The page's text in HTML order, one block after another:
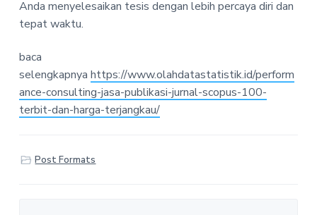
Anda menyelesaikan tesis dengan lebih percaya diri dan
tepat waktu.
baca
selengkapnya https://www.olahdatastatistik.id/perform
ance-consulting-jasa-publikasi-jurnal-scopus-100-
terbit-dan-harga-terjangkau/
Post Formats